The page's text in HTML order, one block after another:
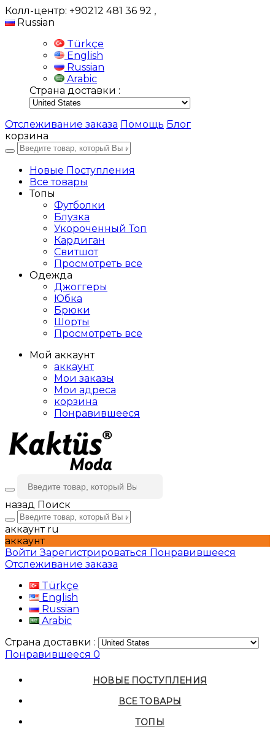
Колл-центр: +90212 481 36 92 ,
Russian
Türkçe
English
Russian
Arabic
Страна доставки :
Отслеживание заказа Помощь Блог
корзина
Новые Поступления
Все товары
Топы
Футболки
Блузка
Укороченный Топ
Кардиган
Свитшот
Просмотреть все
Одежда
Джоггеры
Юбка
Брюки
Шорты
Просмотреть все
Мой аккаунт
аккаунт
Мои заказы
Мои адреса
корзина
Понравившееся
назад Поиск
аккаунт ru
аккаунт
ВойтиЗарегистрироваться Понравившееся
Отслеживание заказа
Türkçe
English
Russian
Arabic
Страна доставки :
Понравившееся 0
НОВЫЕ ПОСТУПЛЕНИЯ
ВСЕ ТОВАРЫ
ТОПЫ